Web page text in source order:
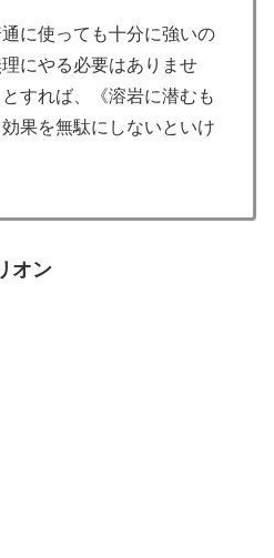
に使っても十分に強いの
にやる必要はありませ
すれば、《溶岩に潜むも
果を無駄にしないといけ
オン